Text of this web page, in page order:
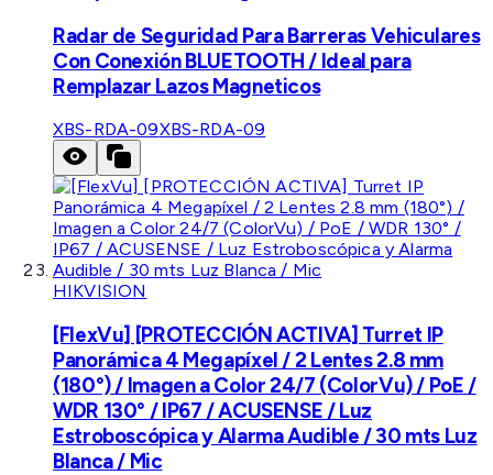
Radar de Seguridad Para Barreras Vehiculares
Con Conexión BLUETOOTH / Ideal para
Remplazar Lazos Magneticos
XBS-RDA-09XBS-RDA-09
HIKVISION
[FlexVu] [PROTECCIÓN ACTIVA] Turret IP
Panorámica 4 Megapíxel / 2 Lentes 2.8 mm
(180°) / Imagen a Color 24/7 (ColorVu) / PoE /
WDR 130° / IP67 / ACUSENSE / Luz
Estroboscópica y Alarma Audible / 30 mts Luz
Blanca / Mic